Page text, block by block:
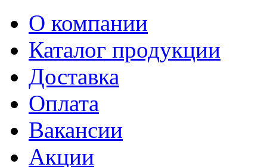
О компании
Каталог продукции
Доставка
Оплата
Вакансии
Акции